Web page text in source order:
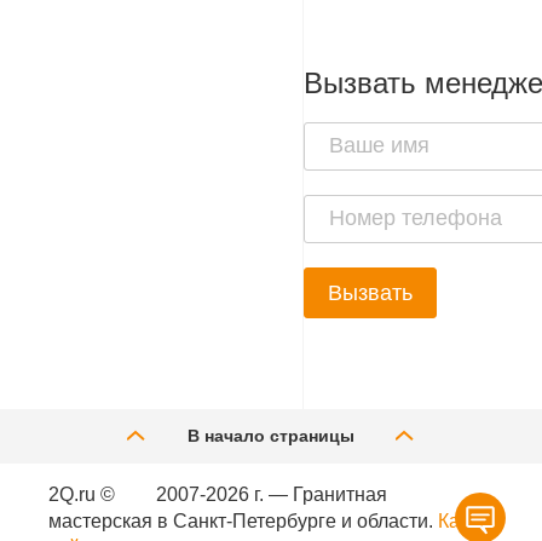
Вызвать
Вызвать
В начало страницы
2Q.ru ©
2007-2026 г. — Гранитная
мастерская в Санкт-Петербурге и области. Карта